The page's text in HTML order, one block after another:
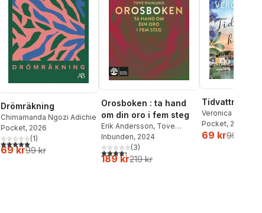
Drömräkning
Chimamanda Ngozi Adichie
Pocket, 2026
5,0utav 5 stjärnor. Totalt antal röster:
(1)
69 kr99 kr
Orosboken : ta hand
om din oro i fem steg
Erik Andersson, Tove
Wahlund
Inbunden, 2024
4,3utav 5 stjärnor. Totalt antal röster:
(3)
189 kr219 kr
Tidvattnets
Veronica Henry
Pocket, 2026
69 kr99 kr